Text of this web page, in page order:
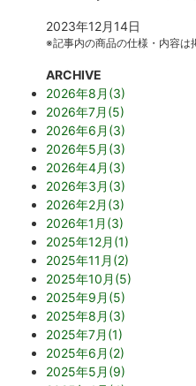
2023年12月14日
※記事内の商品の仕様・内容は
ARCHIVE
2026年8月(3)
2026年7月(5)
2026年6月(3)
2026年5月(3)
2026年4月(3)
2026年3月(3)
2026年2月(3)
2026年1月(3)
2025年12月(1)
2025年11月(2)
2025年10月(5)
2025年9月(5)
2025年8月(3)
2025年7月(1)
2025年6月(2)
2025年5月(9)